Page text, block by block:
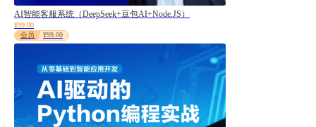
JavaScript
Java
jQuery
Bootstrap
AI智能客服系统（DeepSeek+豆包AI+Node.JS）
¥99.00
会员
¥99.00